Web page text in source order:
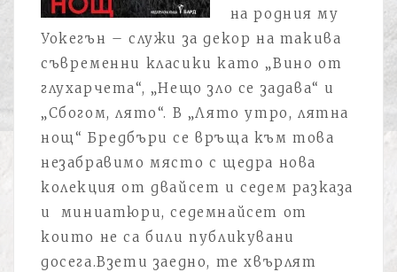
на родния му
Уокегън – служи за декор на такива
съвременни класики като „Вино от
глухарчета“, „Нещо зло се задава“ и
„Сбогом, лято“. В „Лято утро, лятна
нощ“ Бредбъри се връща към това
незабравимо място с щедра нова
колекция от двайсет и седем разказа
и миниатюри, седемнайсет от
които не са били публикувани
досега.Взети заедно, те хвърлят